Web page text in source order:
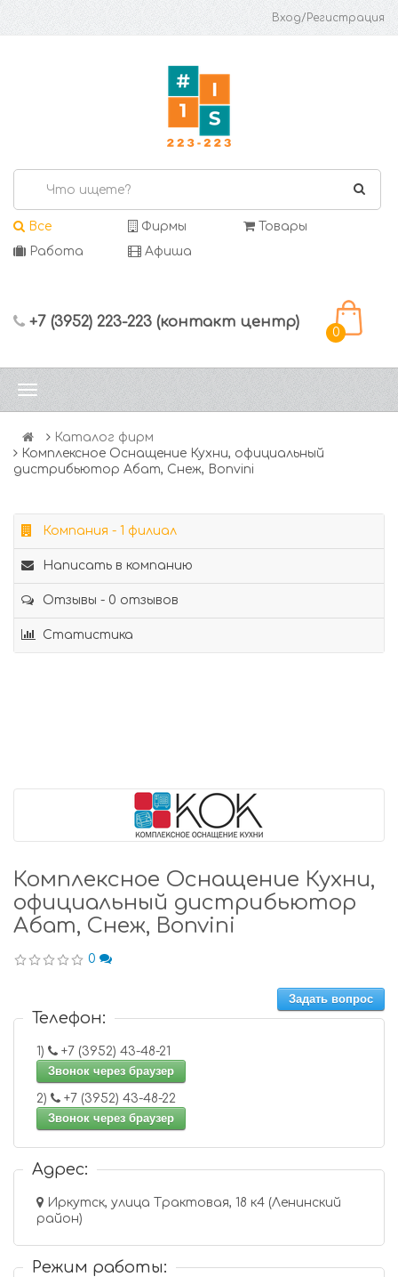
Вход/Регистрация
Все Фирмы
Товары
Работа
Афиша
+7 (3952) 223-223 (контакт центр)
0
Каталог фирм
Комплексное Оснащение Кухни, официальный
дистрибьютор Абат, Снеж, Bonvini
Компания - 1 филиал
Написать в компанию
Отзывы - 0 отзывов
Статистика
Комплексное Оснащение Кухни,
официальный дистрибьютор
Абат, Снеж, Bonvini
0
Задать вопрос
Телефон:
1)
+7 (3952) 43-48-21
Звонок через браузер
2)
+7 (3952) 43-48-22
Звонок через браузер
Адрес:
Иркутск, улица Трактовая, 18 к4 (Ленинский
район)
Режим работы: